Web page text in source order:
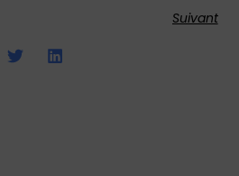
Suivant